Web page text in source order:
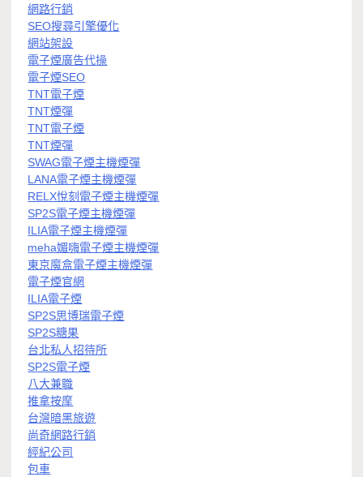
網路行銷
SEO搜尋引擎優化
網站架設
電子煙廣告代操
電子煙SEO
TNT電子煙
TNT煙彈
TNT電子煙
TNT煙彈
SWAG電子煙主機煙彈
LANA電子煙主機煙彈
RELX悅刻電子煙主機煙彈
SP2S電子煙主機煙彈
ILIA電子煙主機煙彈
meha媚嗨電子煙主機煙彈
東京魔盒電子煙主機煙彈
電子煙官網
ILIA電子煙
SP2S思博瑞電子煙
SP2S糖果
台北私人招待所
SP2S電子煙
八大兼職
推拿按摩
台灣暗黑旅遊
尚奇網路行銷
經紀公司
包車